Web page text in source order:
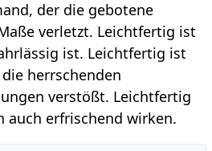
der die gebotene
verletzt. Leichtfertig ist
ist. Leichtfertig ist
herrschenden
verstößt. Leichtfertig
auch erfrischend wirken.